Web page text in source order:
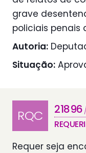
grave
policiais penais
Autoria:
Situação:
RQC 21896
Requer seja